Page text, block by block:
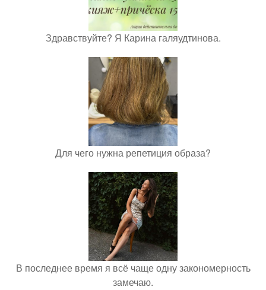
Здравствуйте? Я Карина галяудтинова.
Для чего нужна репетиция образа?
В последнее время я всё чаще одну закономерность
замечаю.